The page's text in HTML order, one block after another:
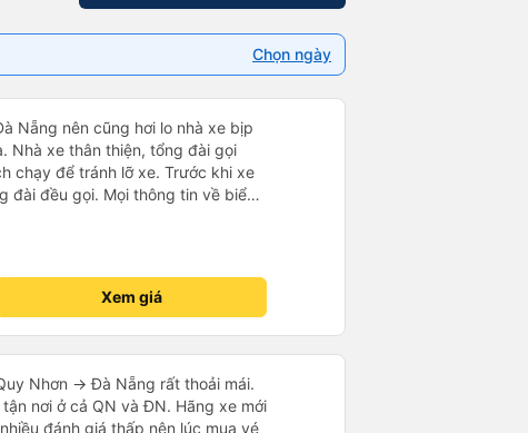
Chọn ngày
Nẵng nên cũng hơi lo nhà xe bịp
chạy để tránh lỡ xe. Trước khi xe
đài đều gọi. Mọi thông tin về biển
đều trùng khớp trong email nhận
thời gian dự kiến. 10 điểm, lần
xe này để đi Vinh <-> Đà Nẵng
Xem giá
Nhơn -> Đà Nẵng rất thoải mái.
nơi ở cả QN và ĐN. Hãng xe mới
đánh giá thấp nên lúc mua vé